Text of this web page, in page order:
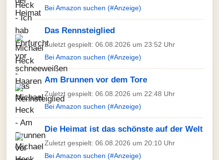
Bei Amazon suchen (#Anzeige)
Das Rennsteiglied
Zuletzt gespielt: 06.08.2026 um 23:52 Uhr
Bei Amazon suchen (#Anzeige)
Am Brunnen vor dem Tore
Zuletzt gespielt: 06.08.2026 um 22:48 Uhr
Bei Amazon suchen (#Anzeige)
Die Heimat ist das schönste auf der Welt
Zuletzt gespielt: 06.08.2026 um 20:10 Uhr
Bei Amazon suchen (#Anzeige)